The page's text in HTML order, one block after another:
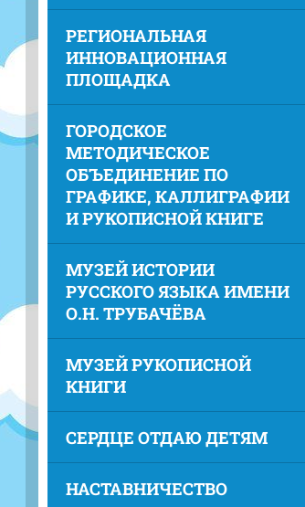
РЕГИОНАЛЬНАЯ
ИННОВАЦИОННАЯ
ПЛОЩАДКА
ГОРОДСКОЕ
МЕТОДИЧЕСКОЕ
ОБЪЕДИНЕНИЕ ПО
ГРАФИКЕ, КАЛЛИГРАФИИ
И РУКОПИСНОЙ КНИГЕ
МУЗЕЙ ИСТОРИИ
РУССКОГО ЯЗЫКА ИМЕНИ
О.Н. ТРУБАЧЁВА
МУЗЕЙ РУКОПИСНОЙ
КНИГИ
СЕРДЦЕ ОТДАЮ ДЕТЯМ
НАСТАВНИЧЕСТВО